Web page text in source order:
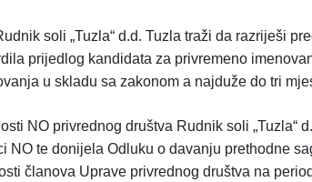
soli „Tuzla“ d.d. Tuzla traži da razriješi
prijedlog kandidata za privremeno
u skladu sa zakonom a najduže do tri
NO privrednog društva Rudnik soli „Tuzla“
te donijela Odluku o davanju prethodne
članova Uprave privrednog društva na